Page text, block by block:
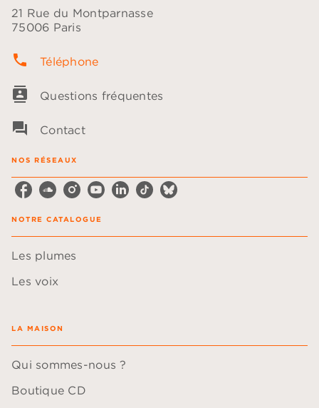
21 Rue du Montparnasse
75006 Paris
phone Téléphone
contacts Questions fréquentes
question_answer Contact
NOS RÉSEAUX
NOTRE CATALOGUE
Les plumes
Les voix
LA MAISON
Qui sommes-nous ?
Boutique CD